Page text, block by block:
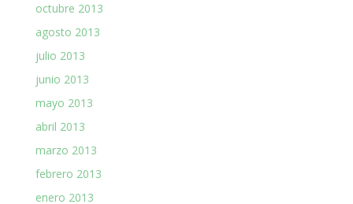
octubre 2013
agosto 2013
julio 2013
junio 2013
mayo 2013
abril 2013
marzo 2013
febrero 2013
enero 2013